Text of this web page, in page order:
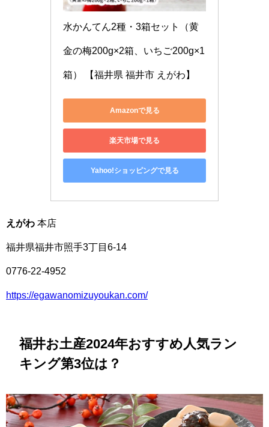
水かんてん2種・3箱セット（黄
金の梅200g×2箱、いちご200g×1
箱） 【福井県 福井市 えがわ】
Amazonで見る
楽天市場で見る
Yahoo!ショッピングで見る
えがわ 本店
福井県福井市照手3丁目6-14
0776-22-4952
https://egawanomizuyoukan.com/
福井お土産2024年おすすめ人気ラン
キング第3位は？